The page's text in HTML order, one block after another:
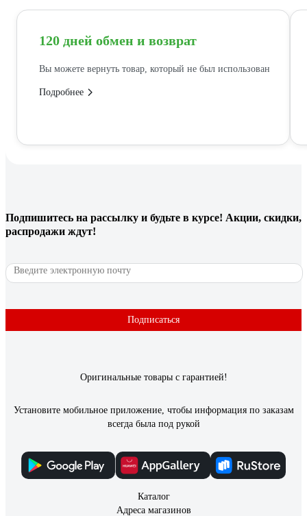
120 дней обмен и возврат
Вы можете вернуть товар, который не был использован
Подробнее
Подпишитесь на рассылку и будьте в курсе! Акции, скидки,
распродажи ждут!
Подписаться
Оригинальные товары с гарантией!
Установите мобильное приложение, чтобы информация по заказам
всегда была под рукой
Каталог
Адреса магазинов